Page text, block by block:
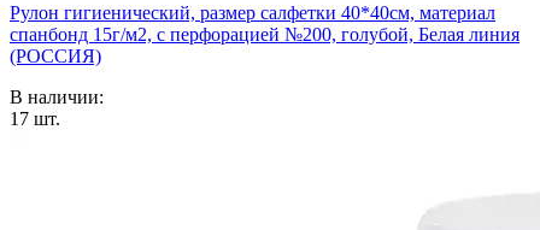
Рулон гигиенический, размер салфетки 40*40см, материал
спанбонд 15г/м2, с перфорацией №200, голубой, Белая линия
(РОССИЯ)
В наличии:
17 шт.